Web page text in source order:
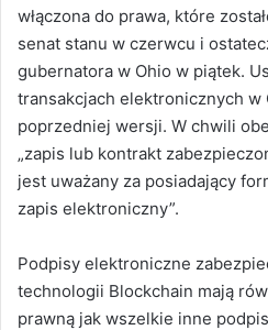
włączona do prawa, które
senat stanu w czerwcu i
gubernatora w Ohio w piątek.
transakcjach elektronicznych w
poprzedniej wersji. W chwili
„zapis lub kontrakt
jest uważany za posiadający
zapis elektroniczny”.
Podpisy elektroniczne
technologii Blockchain mają
prawną jak wszelkie inne